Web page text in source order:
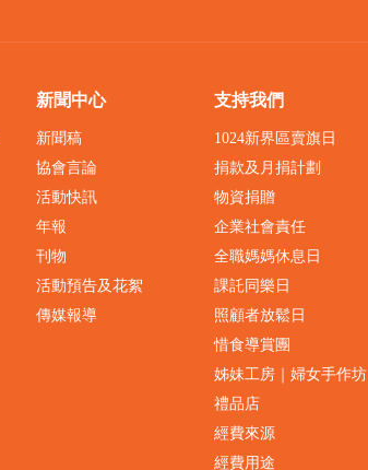
新聞中心
新聞稿
協會言論
活動快訊
年報
刊物
活動預告及花絮
傳媒報導
支持我們
1024新界區賣旗日
捐款及月捐計劃
物資捐贈
企業社會責任
全職媽媽休息日
課託同樂日
照顧者放鬆日
惜食導賞團
姊妹工房｜婦女手作坊
禮品店
經費來源
經費用途